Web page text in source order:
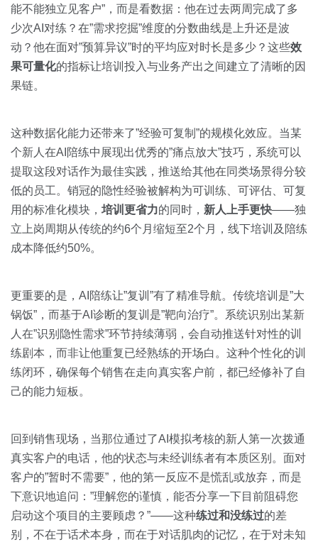
能不能独立见客户”，而是看数据：他在过去两周完成了多
少次AI对练？在”需求挖掘”维度的分数曲线是上升还是波
动？他在面对”预算异议”时的平均应对时长是多少？这些效
果可量化的指标让培训投入与业务产出之间建立了清晰的因
果链。
这种数据化能力还带来了”经验可复制”的规模化效应。当某
个新人在AI陪练中展现出优秀的”痛点放大”技巧，系统可以
提取这段对话作为最佳实践，推送给其他在同类场景得分较
低的员工。销冠的隐性经验被解构为可训练、可评估、可复
用的标准化模块， 培训更省力的同时， 新人上手更快——独
立上岗周期从传统的约6个月缩短至2个月，线下培训及陪练
成本降低约50%。
更重要的是，AI陪练让”复训”有了精准导航。传统培训是”大
锅饭”，而基于AI诊断的复训是”靶向治疗”。系统识别出某新
人在”识别隐性需求”环节持续薄弱，会自动推送针对性的训
练剧本，而非让他重复已经熟练的开场白。这种个性化的训
练闭环，确保每个销售在走向真实客户前，都已经修补了自
己的能力短板。
回到销售现场，当那位通过了AI模拟考核的新人第一次拨通
真实客户的电话，他的状态与未经训练者有本质区别。面对
客户的”暂时不需要”，他的第一反应不是慌乱或放弃，而是
下意识地追问：”理解您的谨慎，能否分享一下目前阻碍您
启动这个项目的主要顾虑？”——这种练过和没练过的差
别，不在于话术本身，而在于对话肌肉的记忆，在于对未知